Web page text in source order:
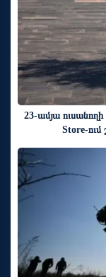
23-ամյա
Store-ում